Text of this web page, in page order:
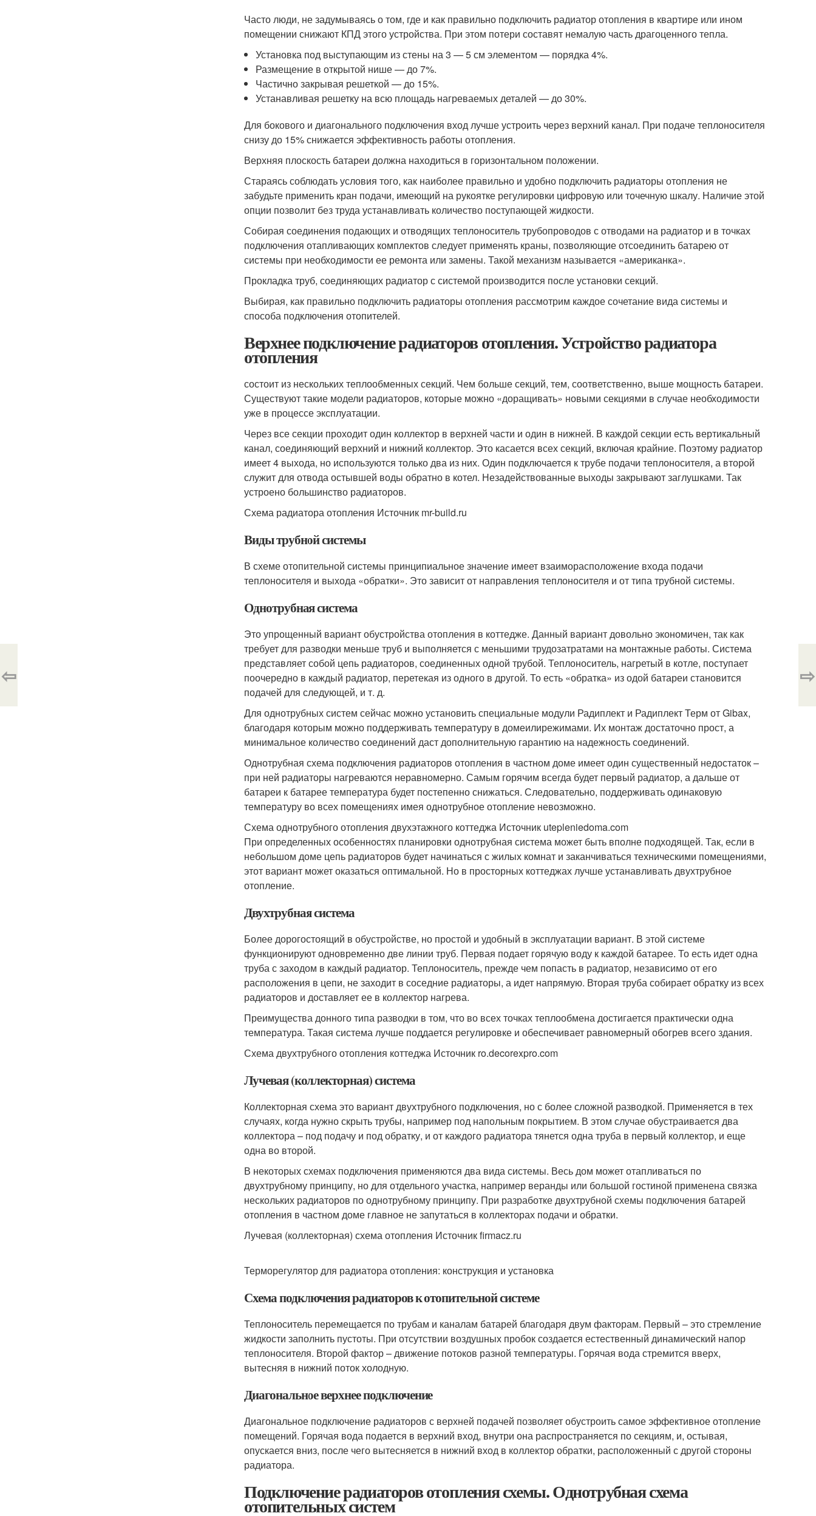
Часто люди, не задумываясь о том, где и как правильно подключить радиатор отопления в квартире или ином
помещении снижают КПД этого устройства. При этом потери составят немалую часть драгоценного тепла.
Установка под выступающим из стены на 3 — 5 см элементом — порядка 4%.
Размещение в открытой нише — до 7%.
Частично закрывая решеткой — до 15%.
Устанавливая решетку на всю площадь нагреваемых деталей — до 30%.
Для бокового и диагонального подключения вход лучше устроить через верхний канал. При подаче теплоносителя
снизу до 15% снижается эффективность работы отопления.
Верхняя плоскость батареи должна находиться в горизонтальном положении.
Стараясь соблюдать условия того, как наиболее правильно и удобно подключить радиаторы отопления не
забудьте применить кран подачи, имеющий на рукоятке регулировки цифровую или точечную шкалу. Наличие этой
опции позволит без труда устанавливать количество поступающей жидкости.
Собирая соединения подающих и отводящих теплоноситель трубопроводов с отводами на радиатор и в точках
подключения отапливающих комплектов следует применять краны, позволяющие отсоединить батарею от
системы при необходимости ее ремонта или замены. Такой механизм называется «американка».
Прокладка труб, соединяющих радиатор с системой производится после установки секций.
Выбирая, как правильно подключить радиаторы отопления рассмотрим каждое сочетание вида системы и
способа подключения отопителей.
Верхнее подключение радиаторов отопления. Устройство радиатора
отопления
состоит из нескольких теплообменных секций. Чем больше секций, тем, соответственно, выше мощность батареи.
Существуют такие модели радиаторов, которые можно «доращивать» новыми секциями в случае необходимости
уже в процессе эксплуатации.
Через все секции проходит один коллектор в верхней части и один в нижней. В каждой секции есть вертикальный
канал, соединяющий верхний и нижний коллектор. Это касается всех секций, включая крайние. Поэтому радиатор
имеет 4 выхода, но используются только два из них. Один подключается к трубе подачи теплоносителя, а второй
служит для отвода остывшей воды обратно в котел. Незадействованные выходы закрывают заглушками. Так
устроено большинство радиаторов.
Схема радиатора отопления Источник mr-build.ru
Виды трубной системы
В схеме отопительной системы принципиальное значение имеет взаиморасположение входа подачи
теплоносителя и выхода «обратки». Это зависит от направления теплоносителя и от типа трубной системы.
Однотрубная система
Это упрощенный вариант обустройства отопления в коттедже. Данный вариант довольно экономичен, так как
требует для разводки меньше труб и выполняется с меньшими трудозатратами на монтажные работы. Система
представляет собой цепь радиаторов, соединенных одной трубой. Теплоноситель, нагретый в котле, поступает
поочередно в каждый радиатор, перетекая из одного в другой. То есть «обратка» из одой батареи становится
подачей для следующей, и т. д.
Для однотрубных систем сейчас можно установить специальные модули Радиплект и Радиплект Терм от Gibax,
благодаря которым можно поддерживать температуру в домеилирежимами. Их монтаж достаточно прост, а
минимальное количество соединений даст дополнительную гарантию на надежность соединений.
Однотрубная схема подключения радиаторов отопления в частном доме имеет один существенный недостаток –
при ней радиаторы нагреваются неравномерно. Самым горячим всегда будет первый радиатор, а дальше от
батареи к батарее температура будет постепенно снижаться. Следовательно, поддерживать одинаковую
температуру во всех помещениях имея однотрубное отопление невозможно.
Схема однотрубного отопления двухэтажного коттеджа Источник utepleniedoma.com
При определенных особенностях планировки однотрубная система может быть вполне подходящей. Так, если в
небольшом доме цепь радиаторов будет начинаться с жилых комнат и заканчиваться техническими помещениями,
этот вариант может оказаться оптимальной. Но в просторных коттеджах лучше устанавливать двухтрубное
отопление.
Двухтрубная система
Более дорогостоящий в обустройстве, но простой и удобный в эксплуатации вариант. В этой системе
функционируют одновременно две линии труб. Первая подает горячую воду к каждой батарее. То есть идет одна
труба с заходом в каждый радиатор. Теплоноситель, прежде чем попасть в радиатор, независимо от его
расположения в цепи, не заходит в соседние радиаторы, а идет напрямую. Вторая труба собирает обратку из всех
радиаторов и доставляет ее в коллектор нагрева.
Преимущества донного типа разводки в том, что во всех точках теплообмена достигается практически одна
температура. Такая система лучше поддается регулировке и обеспечивает равномерный обогрев всего здания.
Схема двухтрубного отопления коттеджа Источник ro.decorexpro.com
Лучевая (коллекторная) система
Коллекторная схема это вариант двухтрубного подключения, но с более сложной разводкой. Применяется в тех
случаях, когда нужно скрыть трубы, например под напольным покрытием. В этом случае обустраивается два
коллектора – под подачу и под обратку, и от каждого радиатора тянется одна труба в первый коллектор, и еще
одна во второй.
В некоторых схемах подключения применяются два вида системы. Весь дом может отапливаться по
двухтрубному принципу, но для отдельного участка, например веранды или большой гостиной применена связка
нескольких радиаторов по однотрубному принципу. При разработке двухтрубной схемы подключения батарей
отопления в частном доме главное не запутаться в коллекторах подачи и обратки.
Лучевая (коллекторная) схема отопления Источник firmacz.ru
Терморегулятор для радиатора отопления: конструкция и установка
Схема подключения радиаторов к отопительной системе
Теплоноситель перемещается по трубам и каналам батарей благодаря двум факторам. Первый – это стремление
жидкости заполнить пустоты. При отсутствии воздушных пробок создается естественный динамический напор
теплоносителя. Второй фактор – движение потоков разной температуры. Горячая вода стремится вверх,
вытесняя в нижний поток холодную.
Диагональное верхнее подключение
Диагональное подключение радиаторов с верхней подачей позволяет обустроить самое эффективное отопление
помещений. Горячая вода подается в верхний вход, внутри она распространяется по секциям, и, остывая,
опускается вниз, после чего вытесняется в нижний вход в коллектор обратки, расположенный с другой стороны
радиатора.
Подключение радиаторов отопления схемы. Однотрубная схема
отопительных систем
⇦ ⇨